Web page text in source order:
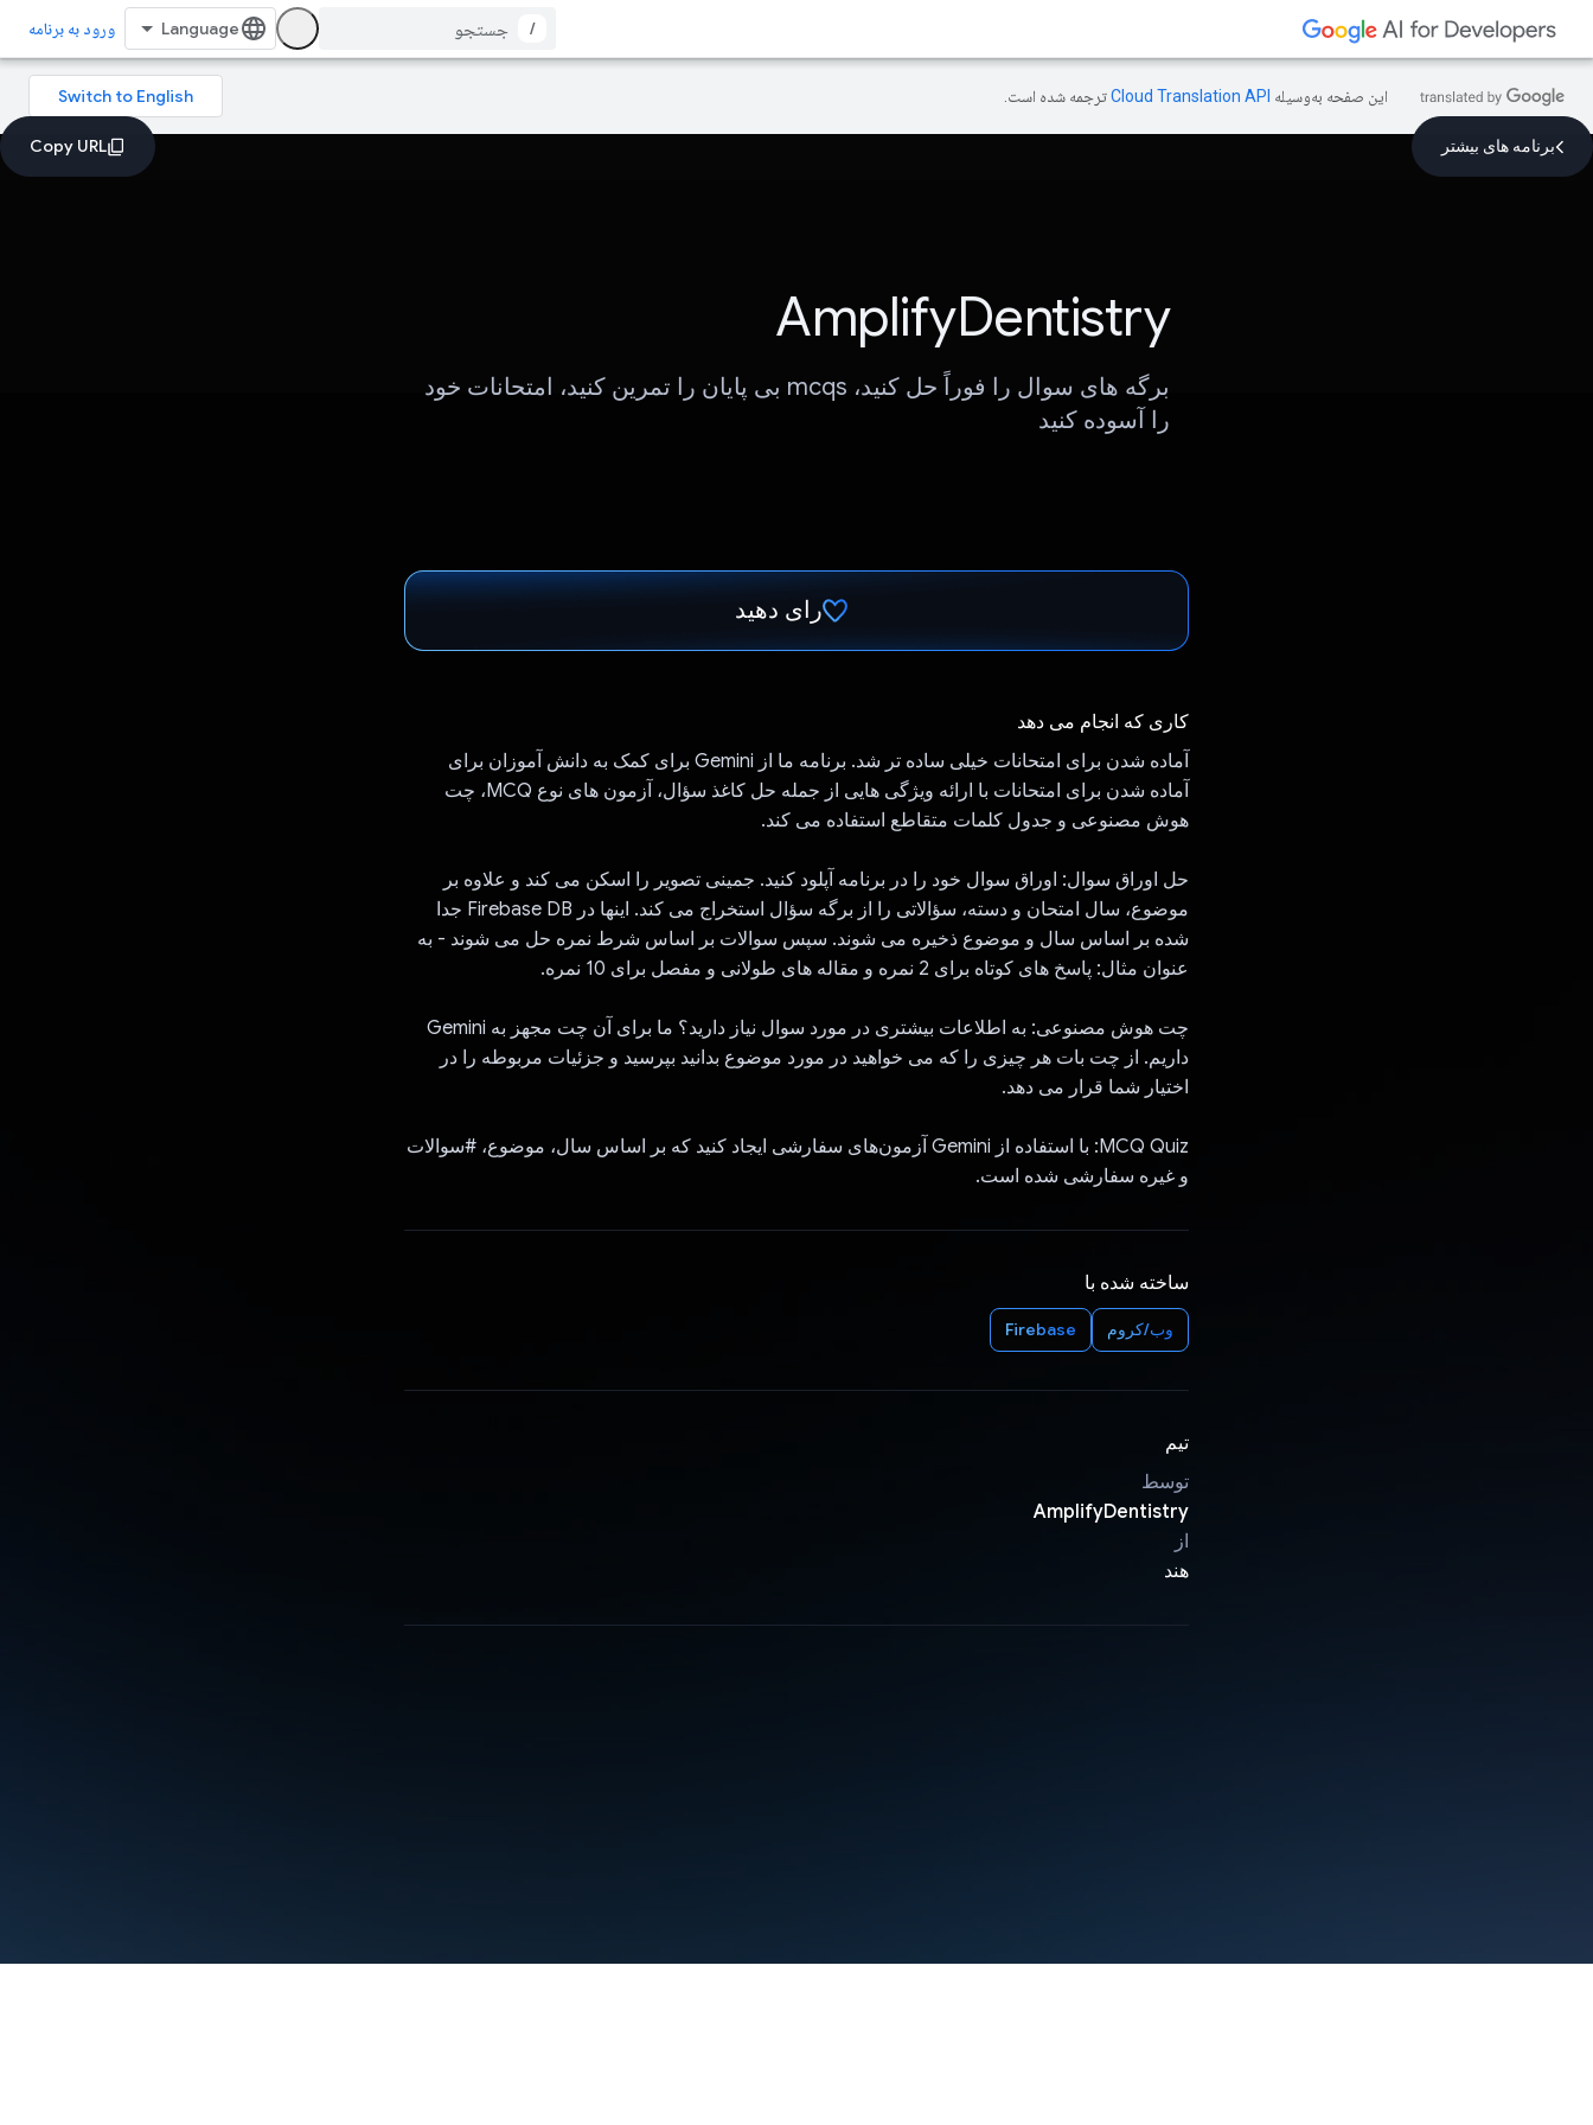
/ ورود به برنامه
این صفحه به‌وسیله ترجمه شده است.
برنامه های بیشتر
AmplifyDentistry
برگه های سوال را فوراً حل کنید، mcqs بی پایان را تمرین کنید، امتحانات خود
را آسوده کنید
رای دهید
کاری که انجام می دهد
آماده شدن برای امتحانات خیلی ساده تر شد. برنامه ما از Gemini برای کمک به دانش آموزان برای
آماده شدن برای امتحانات با ارائه ویژگی هایی از جمله حل کاغذ سؤال، آزمون های نوع MCQ، چت
هوش مصنوعی و جدول کلمات متقاطع استفاده می کند.
حل اوراق سوال: اوراق سوال خود را در برنامه آپلود کنید. جمینی تصویر را اسکن می کند و علاوه بر
موضوع، سال امتحان و دسته، سؤالاتی را از برگه سؤال استخراج می کند. اینها در Firebase DB جدا
شده بر اساس سال و موضوع ذخیره می شوند. سپس سوالات بر اساس شرط نمره حل می شوند - به
عنوان مثال: پاسخ های کوتاه برای 2 نمره و مقاله های طولانی و مفصل برای 10 نمره.
چت هوش مصنوعی: به اطلاعات بیشتری در مورد سوال نیاز دارید؟ ما برای آن چت مجهز به Gemini
داریم. از چت بات هر چیزی را که می خواهید در مورد موضوع بدانید بپرسید و جزئیات مربوطه را در
اختیار شما قرار می دهد.
MCQ Quiz: با استفاده از Gemini آزمون‌های سفارشی ایجاد کنید که بر اساس سال، موضوع، #سوالات
و غیره سفارشی شده است.
ساخته شده با
وب/کروم Firebase
تیم
توسط
AmplifyDentistry
از
هند